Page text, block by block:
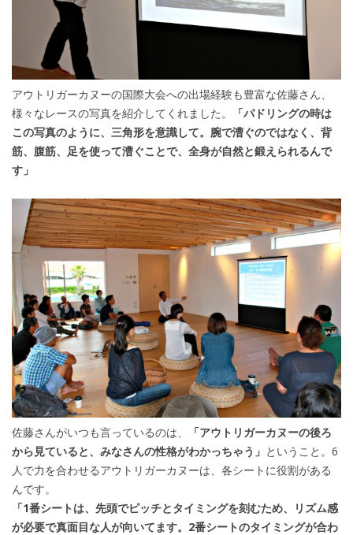
アウトリガーカヌーの国際大会への出場経験も豊富な佐藤さん、
様々なレースの写真を紹介してくれました。
「パドリングの時は
この写真のように、三角形を意識して。腕で漕ぐのではなく、背
筋、腹筋、足を使って漕ぐことで、全身が自然と鍛えられるんで
す」
佐藤さんがいつも言っているのは、
「アウトリガーカヌーの後ろ
から見ていると、みなさんの性格がわかっちゃう」 ということ。6
人で力を合わせるアウトリガーカヌーは、各シートに役割がある
んです。
「1番シートは、先頭でピッチとタイミングを刻むため、リズム感
が必要で真面目な人が向いてます。2番シートのタイミングが合わ